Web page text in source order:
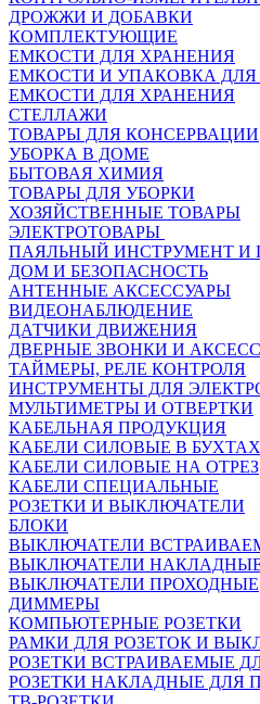
ДРОЖЖИ И ДОБАВКИ
КОМПЛЕКТУЮЩИЕ
ЕМКОСТИ ДЛЯ ХРАНЕНИЯ
ЕМКОСТИ И УПАКОВКА ДЛЯ
ЕМКОСТИ ДЛЯ ХРАНЕНИЯ
СТЕЛЛАЖИ
ТОВАРЫ ДЛЯ КОНСЕРВАЦИИ
УБОРКА В ДОМЕ
БЫТОВАЯ ХИМИЯ
ТОВАРЫ ДЛЯ УБОРКИ
ХОЗЯЙСТВЕННЫЕ ТОВАРЫ
ЭЛЕКТРОТОВАРЫ
ПАЯЛЬНЫЙ ИНСТРУМЕНТ И
ДОМ И БЕЗОПАСНОСТЬ
АНТЕННЫЕ АКСЕССУАРЫ
ВИДЕОНАБЛЮДЕНИЕ
ДАТЧИКИ ДВИЖЕНИЯ
ДВЕРНЫЕ ЗВОНКИ И
ТАЙМЕРЫ, РЕЛЕ КОНТРОЛЯ
ИНСТРУМЕНТЫ ДЛЯ
МУЛЬТИМЕТРЫ И ОТВЕРТКИ
КАБЕЛЬНАЯ ПРОДУКЦИЯ
КАБЕЛИ СИЛОВЫЕ В БУХТАХ
КАБЕЛИ СИЛОВЫЕ НА ОТРЕЗ
КАБЕЛИ СПЕЦИАЛЬНЫЕ
РОЗЕТКИ И ВЫКЛЮЧАТЕЛИ
БЛОКИ
ВЫКЛЮЧАТЕЛИ
ВЫКЛЮЧАТЕЛИ
ВЫКЛЮЧАТЕЛИ ПРОХОДНЫЕ
ДИММЕРЫ
КОМПЬЮТЕРНЫЕ РОЗЕТКИ
РАМКИ ДЛЯ РОЗЕТОК И
РОЗЕТКИ ВСТРАИВАЕМЫЕ
РОЗЕТКИ НАКЛАДНЫЕ ДЛЯ